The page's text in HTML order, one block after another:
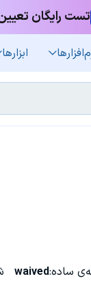
تست رایگان
ابزارها
ساده:waived